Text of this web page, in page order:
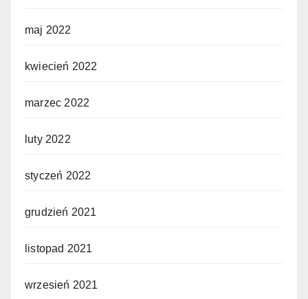
maj 2022
kwiecień 2022
marzec 2022
luty 2022
styczeń 2022
grudzień 2021
listopad 2021
wrzesień 2021